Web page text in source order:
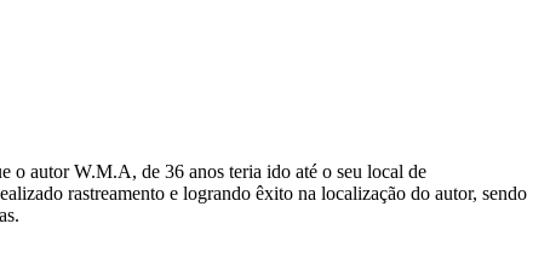
o autor W.M.A, de 36 anos teria ido até o seu local de
rastreamento e logrando êxito na localização do autor, sendo